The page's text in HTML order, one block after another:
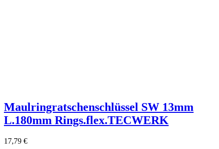
Maulringratschenschlüssel SW 13mm
L.180mm Rings.flex.TECWERK
17,79 €